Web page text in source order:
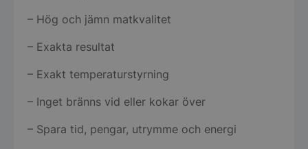
– Hög och jämn matkvalitet
– Exakta resultat
– Exakt temperaturstyrning
– Inget bränns vid eller kokar över
– Spara tid, pengar, utrymme och energi